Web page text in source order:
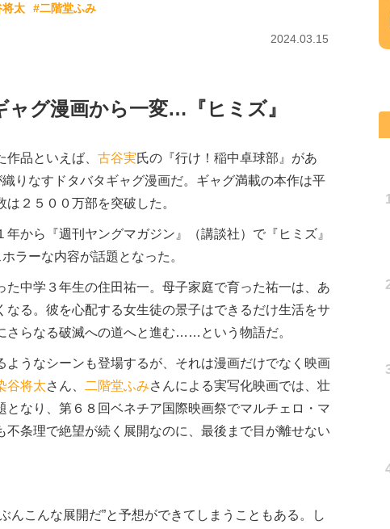
将太 #二階堂ふみ
2024.03.15
グ漫画から一変…『ヒミズ』
品といえば、 古谷実氏の『行け！稲中卓球部』があ
りなすドタバタギャグ漫画だ。ギャグ満載の本作は平
２５００万部を突破した。
から『週刊ヤングマガジン』（講談社）で『ヒミズ』
ラーな内容が話題となった。
中学３年生の住田祐一。母子家庭で育った祐一は、あ
る。彼を心配する女生徒の景子はできるだけ生活をサ
さらなる破滅への道へと進む……という物語だ。
ようなシーンも登場するが、それは漫画だけでなく映画
谷将太さん、 二階堂ふみさんによる実写化映画では、壮
なり、第６８回ベネチア国際映画祭でマルチェロ・マ
条理で絶望が続く展開なのに、最後まで目が離せない
こんな展開だ”と予想ができてしまうこともある。し